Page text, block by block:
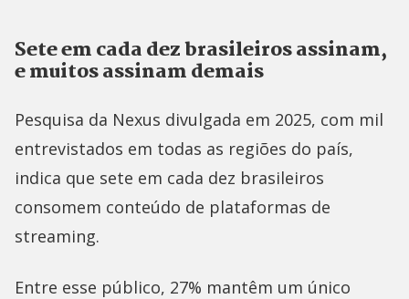
Sete em cada dez brasileiros assinam,
e muitos assinam demais
Pesquisa da Nexus divulgada em 2025, com mil
entrevistados em todas as regiões do país,
indica que sete em cada dez brasileiros
consomem conteúdo de plataformas de
streaming.
Entre esse público, 27% mantêm um único